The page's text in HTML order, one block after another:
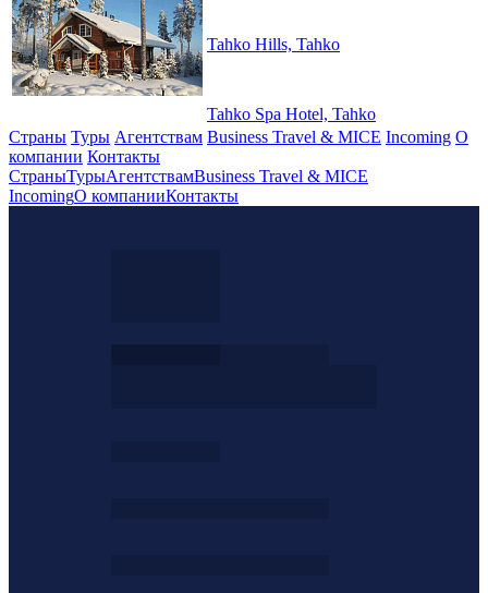
Tahko Hills, Tahko
Tahko Spa Hotel, Tahko
Страны Туры Агентствам Business Travel & MICE Incoming О
компании Контакты
СтраныТурыАгентствамBusiness Travel & MICE
IncomingО компанииКонтакты